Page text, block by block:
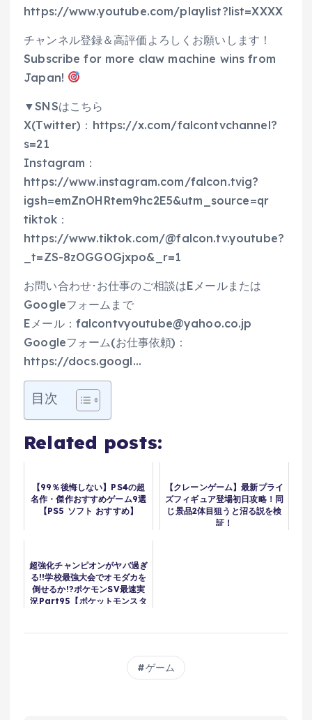
https://www.youtube.com/playlist?list=XXXX
チャンネル登録＆高評価よろしくお願いします！
Subscribe for more claw machine wins from
Japan!
▼SNSはこちら
X(Twitter)：https://x.com/falcontvchannel?
s=21
Instagram：
https://www.instagram.com/falcon.tvig?
igsh=emZnOHRtem9hc2E5&utm_source=qr
tiktok：
https://www.tiktok.com/@falcon.tv.youtube?
_t=ZS-8zOGGOGjxpo&_r=1
お問い合わせ･お仕事のご相談はEメールまたは
Googleフォームまで
Eメール：falcontvyoutube@yahoo.co.jp
Googleフォーム(お仕事依頼)：
https://docs.googl…
目次
Related posts:
【99％後悔しない】PS4の超
名作・傑作おすすめゲーム9選
【PS5 ソフト おすすめ】
【クレーンゲーム】最新プライ
ズフィギュア登場初日攻略！同
じ景品2体目狙うと沼る説を検
証！
超強化チャンピオンがヤバ過ぎ
る!!学校最強大会でオモダカを
倒せるか!?ポケモンSV最速実
況Part95【ポケットモンスタ
ゲーム